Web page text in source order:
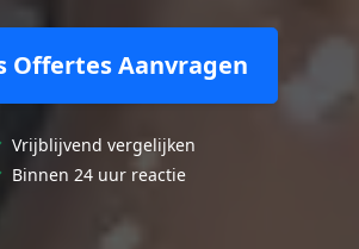
Offertes Aanvragen
Vrijblijvend vergelijken
Binnen 24 uur reactie